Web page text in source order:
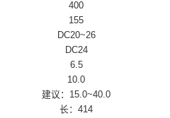
400
155
DC20~26
DC24
6.5
10.0
建议：15.0~40.0
长：414